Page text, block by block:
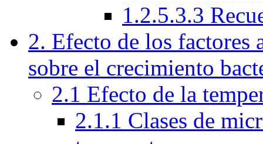
1.2.5.3.3
2. Efecto de los factores
sobre el crecimiento
2.1 Efecto de la
2.1.1 Clases de